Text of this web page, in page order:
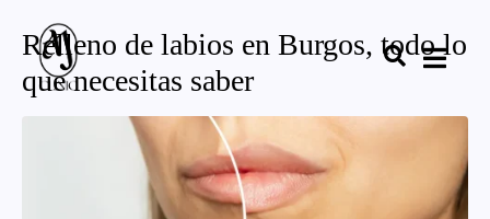
Relleno de labios en Burgos, todo lo
que necesitas saber